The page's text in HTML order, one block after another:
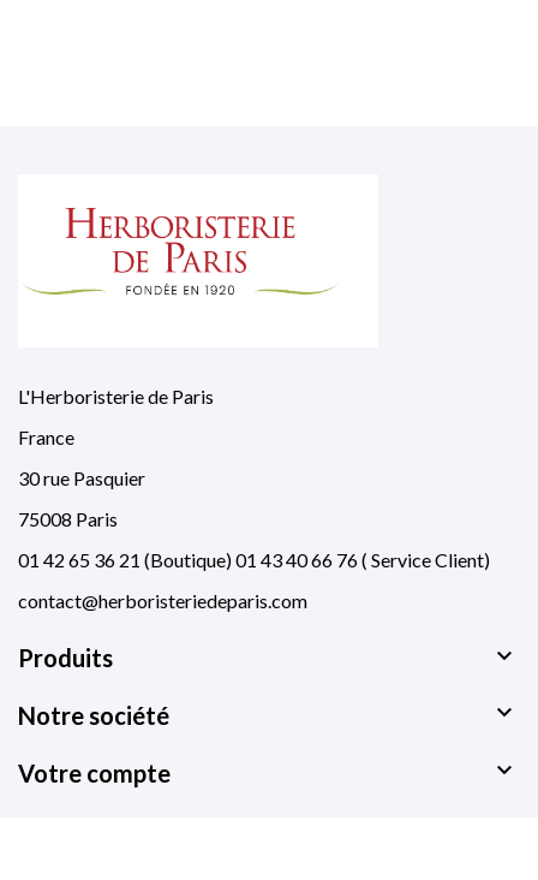
L'Herboristerie de Paris
France
30 rue Pasquier
75008 Paris
01 42 65 36 21 (Boutique) 01 43 40 66 76 ( Service Client)
contact@herboristeriedeparis.com
Produits 
Notre société 
Votre compte 